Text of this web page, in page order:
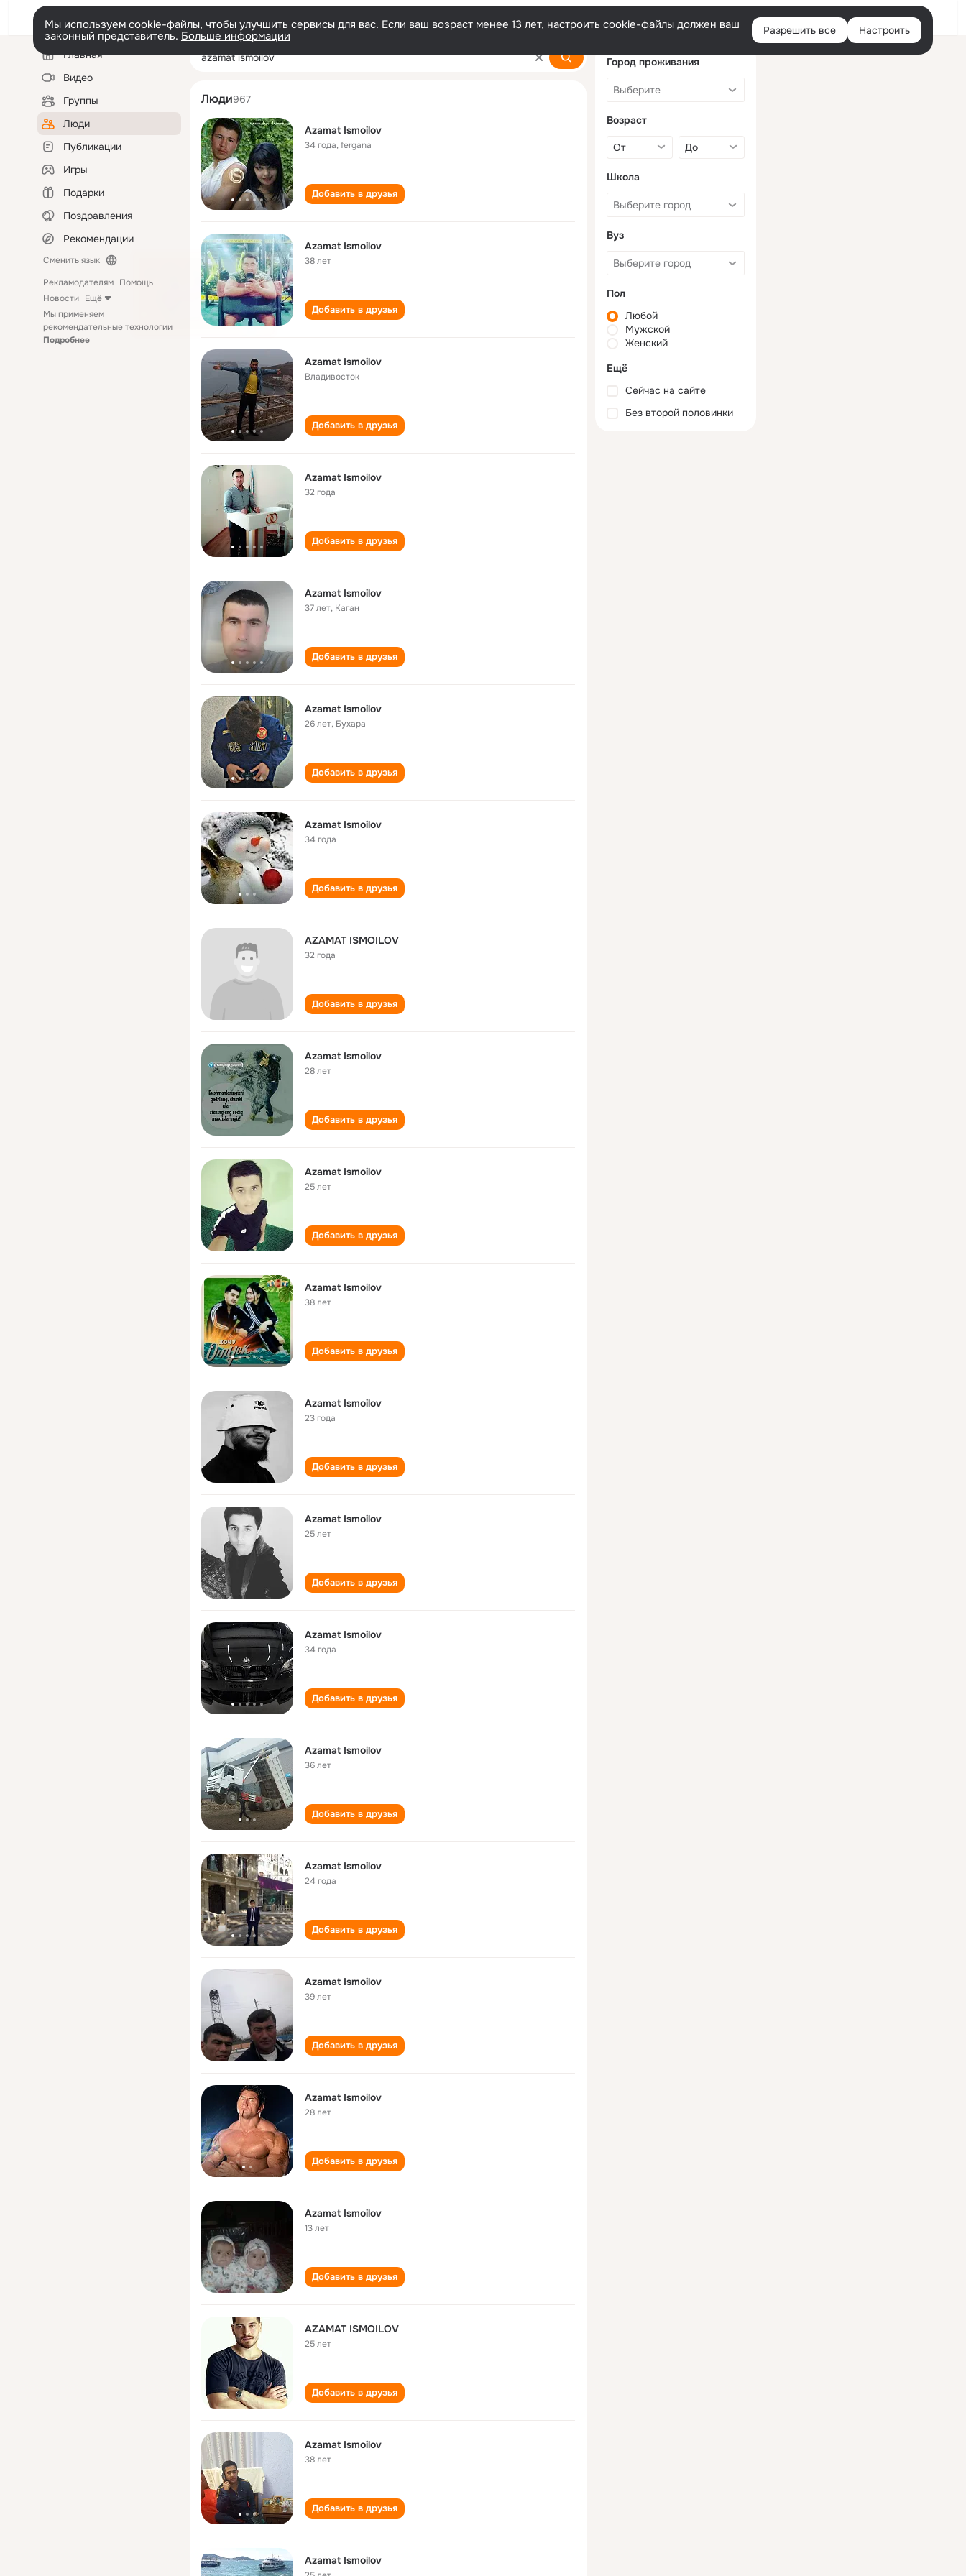
Войти
Мы используем cookie-файлы, чтобы улучшить сервисы для вас. Если ваш возраст менее 13 лет, настроить cookie-файлы должен ваш
законный представитель. Больше информации Разрешить все Настроить
Левая
колонкаГлавная
Видео
Группы
Люди
Публикации
Игры
Подарки
Поздравления
Рекомендации
Сменить язык
Рекламодателям Помощь
Новости Ещё
Мы применяем
рекомендательные технологии
Подробнее
azamat ismoilov
Люди967
Azamat Ismoilov
34 года,fergana
Добавить в друзья
Azamat Ismoilov
38 лет
Добавить в друзья
Azamat Ismoilov
Владивосток
Добавить в друзья
Azamat Ismoilov
32 года
Добавить в друзья
Azamat Ismoilov
37 лет, Каган
Добавить в друзья
Azamat Ismoilov
26 лет, Бухара
Добавить в друзья
Azamat Ismoilov
34 года
Добавить в друзья
AZAMAT ISMOILOV
32 года
Добавить в друзья
Azamat Ismoilov
28 лет
Добавить в друзья
Azamat Ismoilov
25 лет
Добавить в друзья
Azamat Ismoilov
38 лет
Добавить в друзья
Azamat Ismoilov
23 года
Добавить в друзья
Azamat Ismoilov
25 лет
Добавить в друзья
Azamat Ismoilov
34 года
Добавить в друзья
Azamat Ismoilov
36 лет
Добавить в друзья
Azamat Ismoilov
24 года
Добавить в друзья
Azamat Ismoilov
39 лет
Добавить в друзья
Azamat Ismoilov
28 лет
Добавить в друзья
Azamat Ismoilov
13 лет
Добавить в друзья
AZAMAT ISMOILOV
25 лет
Добавить в друзья
Azamat Ismoilov
38 лет
Добавить в друзья
Azamat Ismoilov
Город проживания
Возраст
Школа
Вуз
Пол
Любой
Мужской
Женский
Ещё
Сейчас на сайте
Без второй половинки